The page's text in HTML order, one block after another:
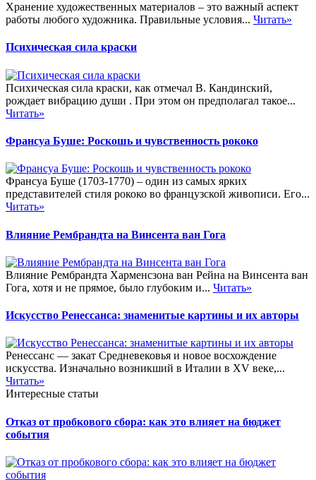
Хранение художественных материалов – это важный аспект
работы любого художника. Правильные условия... Читать»
Психическая сила краски
Психическая сила краски, как отмечал В. Кандинский,
рождает вибрацию души . При этом он предполагал такое...
Читать»
Франсуа Буше: Роскошь и чувственность рококо
Франсуа Буше (1703-1770) – один из самых ярких
представителей стиля рококо во французской живописи. Его...
Читать»
Влияние Рембрандта на Винсента ван Гога
Влияние Рембрандта Харменсзона ван Рейна на Винсента ван
Гога, хотя и не прямое, было глубоким и... Читать»
Искусство Ренессанса: знаменитые картины и их авторы
Ренессанс — закат Средневековья и новое восхождение
искусства. Изначально возникший в Италии в XV веке,...
Читать»
Интересные статьи
Отказ от пробкового сбора: как это влияет на бюджет
события